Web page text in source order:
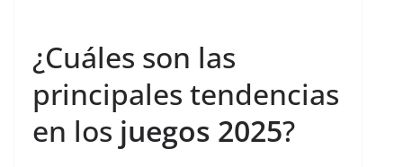
¿Cuáles son las
principales tendencias
en los juegos 2025?